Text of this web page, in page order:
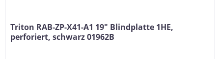
Triton RAB-ZP-X41-A1 19" Blindplatte 1HE,
perforiert, schwarz 01962B